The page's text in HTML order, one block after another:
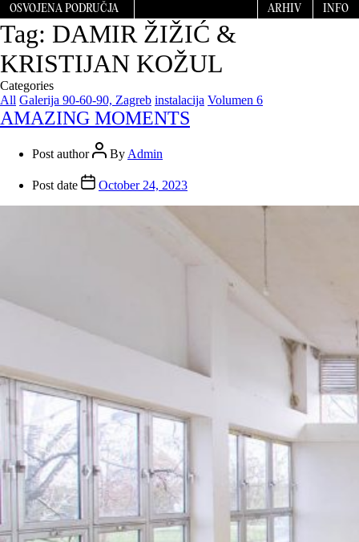
OSVOJENA PODRUČJA ARHIV INFO
Tag: DAMIR ŽIŽIĆ &
KRISTIJAN KOŽUL
Categories
All Galerija 90-60-90, Zagreb instalacija Volumen 6
AMAZING MOMENTS
Post author By Admin
Post date October 24, 2023